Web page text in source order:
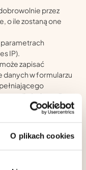
O plikach cookies
przez
o ile zostaną one
IP).
zapisać
danych w formularzu
e-mail użytkownika
zawierającej
formularza, np. w